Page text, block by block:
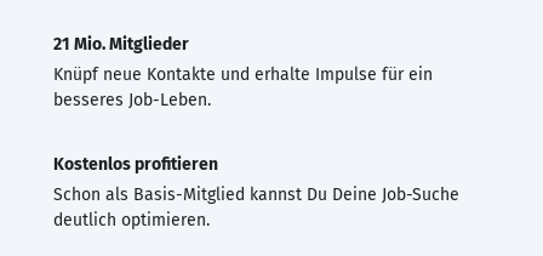
21 Mio. Mitglieder
Knüpf neue Kontakte und erhalte Impulse für ein
besseres Job-Leben.
Kostenlos profitieren
Schon als Basis-Mitglied kannst Du Deine Job-Suche
deutlich optimieren.